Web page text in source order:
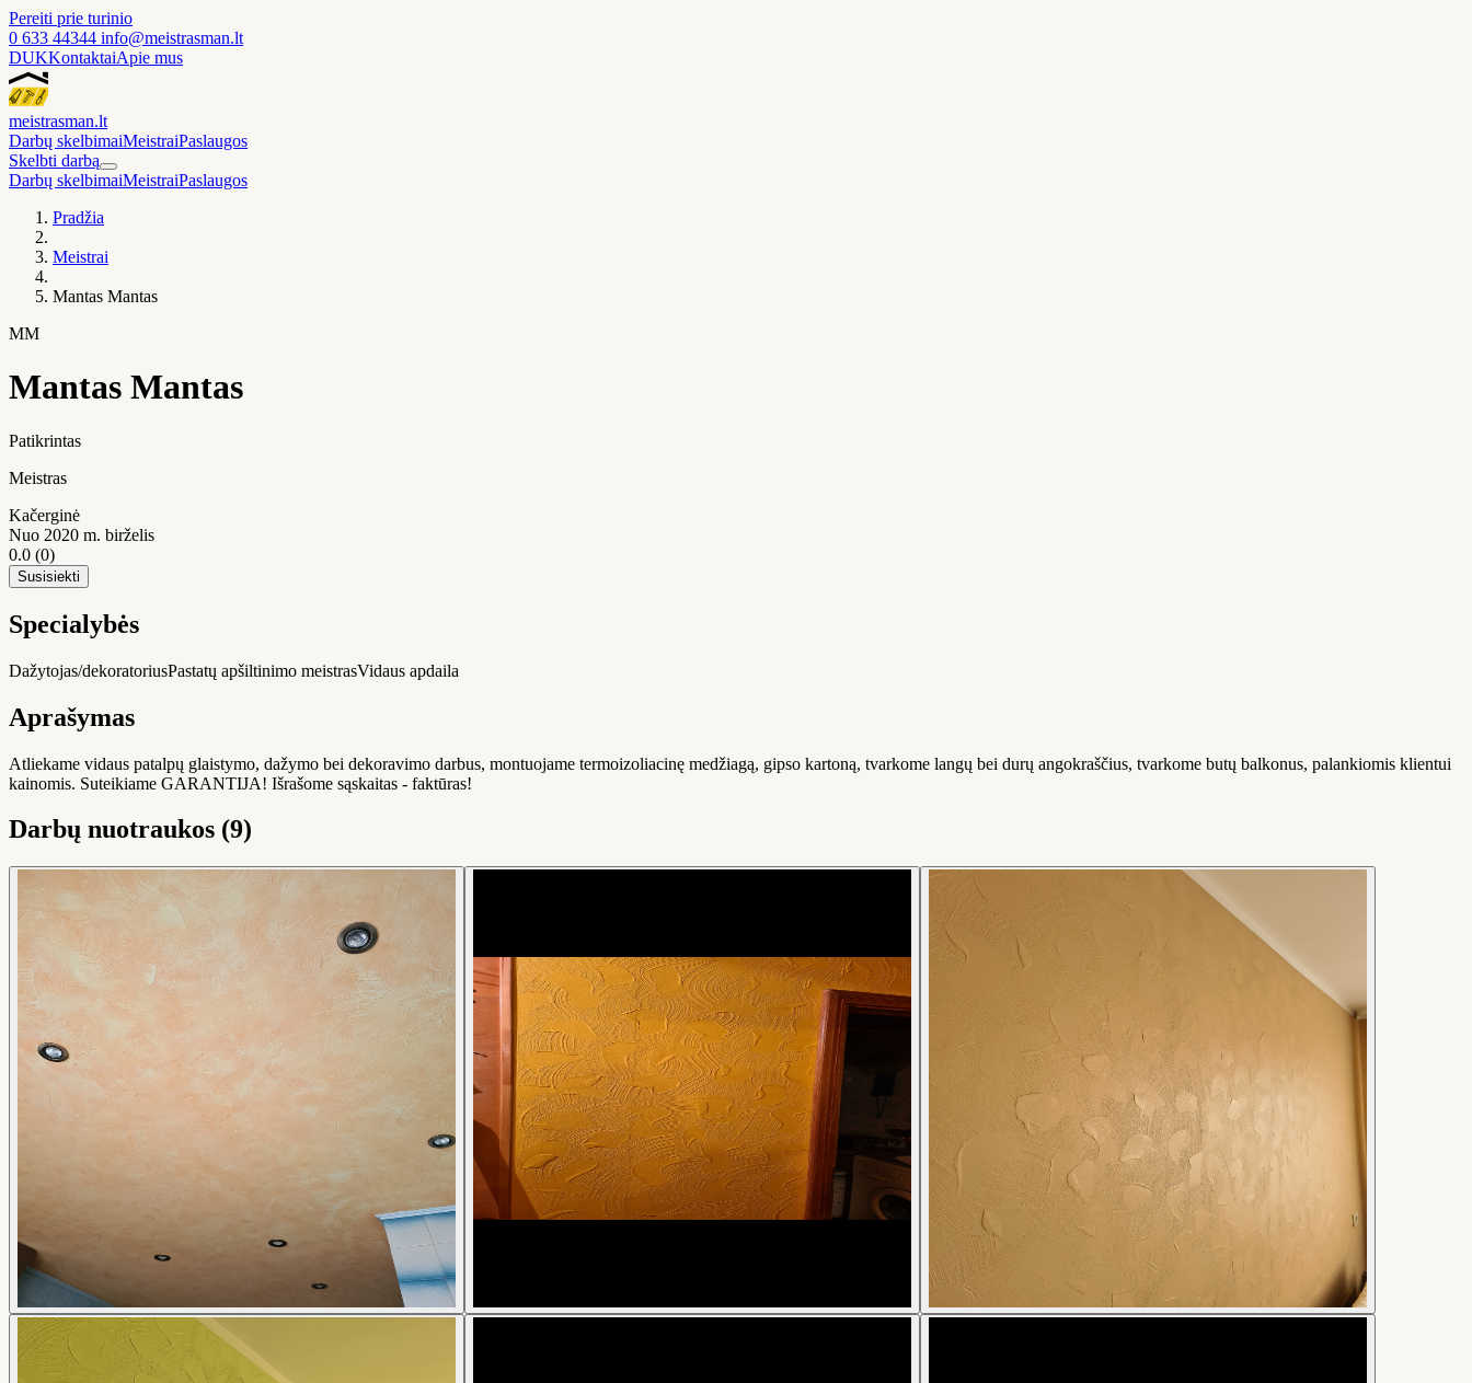
Pereiti prie turinio
0 633 44344 info@meistrasman.lt
DUKKontaktaiApie mus
meistrasman.lt
Darbų skelbimaiMeistraiPaslaugos
Skelbti darbą
Darbų skelbimaiMeistraiPaslaugos
Pradžia
Meistrai
Mantas Mantas
MM
Mantas Mantas
Patikrintas
Meistras
Kačerginė
Nuo 2020 m. birželis
0.0 (0)
Susisiekti
Specialybės
Dažytojas/dekoratoriusPastatų apšiltinimo meistrasVidaus apdaila
Aprašymas
Atliekame vidaus patalpų glaistymo, dažymo bei dekoravimo darbus, montuojame termoizoliacinę medžiagą, gipso kartoną, tvarkome langų bei durų angokraščius, tvarkome butų balkonus, palankiomis klientui
kainomis. Suteikiame GARANTIJA! Išrašome sąskaitas - faktūras!
Darbų nuotraukos (9)